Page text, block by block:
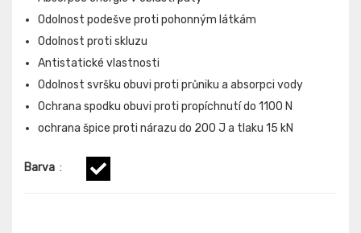
Odolnost podešve proti pohonným látkám
Odolnost proti skluzu
Antistatické vlastnosti
Odolnost svršku obuvi proti průniku a absorpci vody
Ochrana spodku obuvi proti propíchnutí do 1100 N
ochrana špice proti nárazu do 200 J a tlaku 15 kN
Barva :